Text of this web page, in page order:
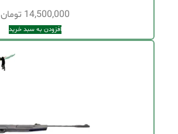
14,500,000 تومان
افزودن به سبد خرید